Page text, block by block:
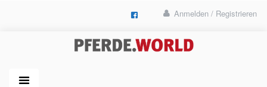
Anmelden / Registrieren